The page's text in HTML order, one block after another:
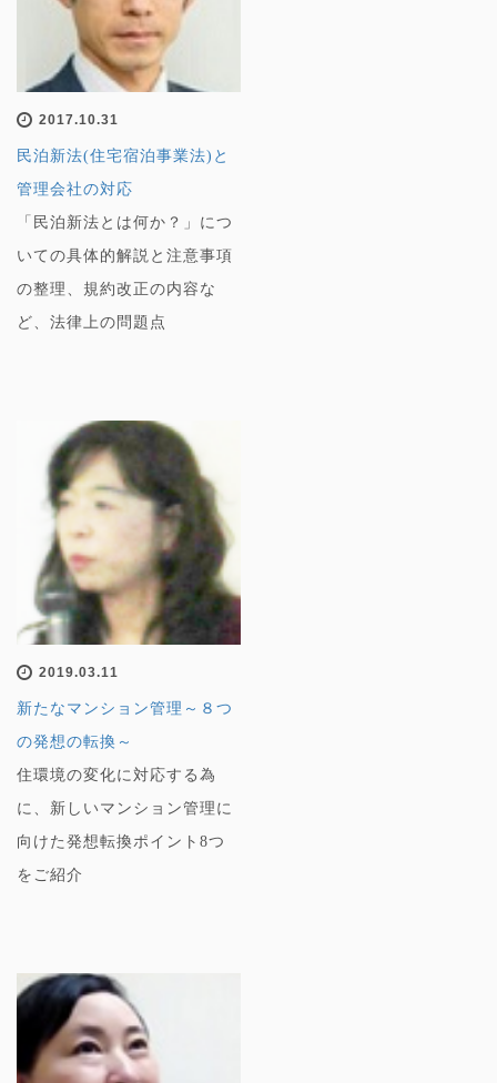
2017.10.31
民泊新法(住宅宿泊事業法)と
管理会社の対応
「民泊新法とは何か？」につ
いての具体的解説と注意事項
の整理、規約改正の内容な
ど、法律上の問題点
2019.03.11
新たなマンション管理～８つ
の発想の転換～
住環境の変化に対応する為
に、新しいマンション管理に
向けた発想転換ポイント8つ
をご紹介